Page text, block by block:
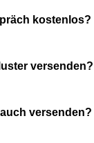
kostenlos?
versenden?
versenden?